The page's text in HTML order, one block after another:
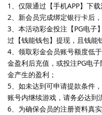
1、仅限通过【手机APP】下
2、新会员完成绑定银行卡后
3、本活动彩金投注【PG电子
过【钱能钱包】提现，且钱能
4、领取彩金会员账号额度低
金盈利后充值，或投注PG电
金产生的盈利；
5、如未达到可申请提款条件
账号内继续游戏，请务必达到
6、为确保会员的注册资料真